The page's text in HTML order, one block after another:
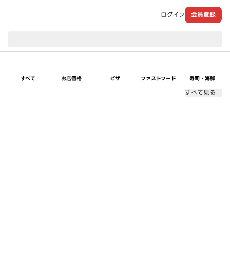
ログイン 会員登録
すべて お店価格 ピザ ファストフード 寿司・海鮮
すべて見る